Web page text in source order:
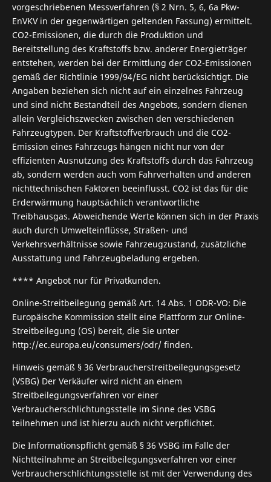
vorgeschriebenen Messverfahren (§ 2 Nrn. 5, 6, 6a Pkw-
EnVKV in der gegenwärtigen geltenden Fassung) ermittelt.
CO2-Emissionen, die durch die Produktion und
Bereitstellung des Kraftstoffs bzw. anderer Energieträger
entstehen, werden bei der Ermittlung der CO2-Emissionen
gemäß der Richtlinie 1999/94/EG nicht berücksichtigt. Die
Angaben beziehen sich nicht auf ein einzelnes Fahrzeug
und sind nicht Bestandteil des Angebots, sondern dienen
allein Vergleichszwecken zwischen den verschiedenen
Fahrzeugtypen. Der Kraftstoffverbrauch und die CO2-
Emission eines Fahrzeugs hängen nicht nur von der
effizienten Ausnutzung des Kraftstoffs durch das Fahrzeug
ab, sondern werden auch vom Fahrverhalten und anderen
nichttechnischen Faktoren beeinflusst. CO2 ist das für die
Erderwärmung hauptsächlich verantwortliche
Treibhausgas. Abweichende Werte können sich in der Praxis
auch durch Umwelteinflüsse, Straßen- und
Verkehrsverhältnisse sowie Fahrzeugzustand, zusätzliche
Ausstattung und Fahrzeugbeladung ergeben.
**** Angebot nur für Privatkunden.
Online-Streitbeilegung gemäß Art. 14 Abs. 1 ODR-VO: Die
Europäische Kommission stellt eine Plattform zur Online-
Streitbeilegung (OS) bereit, die Sie unter
http://ec.europa.eu/consumers/odr/ finden.
Hinweis gemäß § 36 Verbraucherstreitbeilegungsgesetz
(VSBG) Der Verkäufer wird nicht an einem
Streitbeilegungsverfahren vor einer
Verbraucherschlichtungsstelle im Sinne des VSBG
teilnehmen und ist hierzu auch nicht verpflichtet.
Die Informationspflicht gemäß § 36 VSBG im Falle der
Nichtteilnahme an Streitbeilegungsverfahren vor einer
Verbraucherschlichtungsstelle ist mit der Verwendung des